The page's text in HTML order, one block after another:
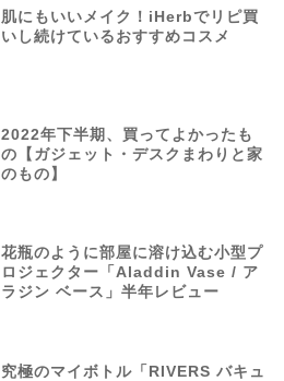
肌にもいいメイク！iHerbでリピ買
いし続けているおすすめコスメ
2022年下半期、買ってよかったも
の【ガジェット・デスクまわりと家
のもの】
花瓶のように部屋に溶け込む小型プ
ロジェクター「Aladdin Vase / ア
ラジン ベース」半年レビュー
究極のマイボトル「RIVERS バキュ